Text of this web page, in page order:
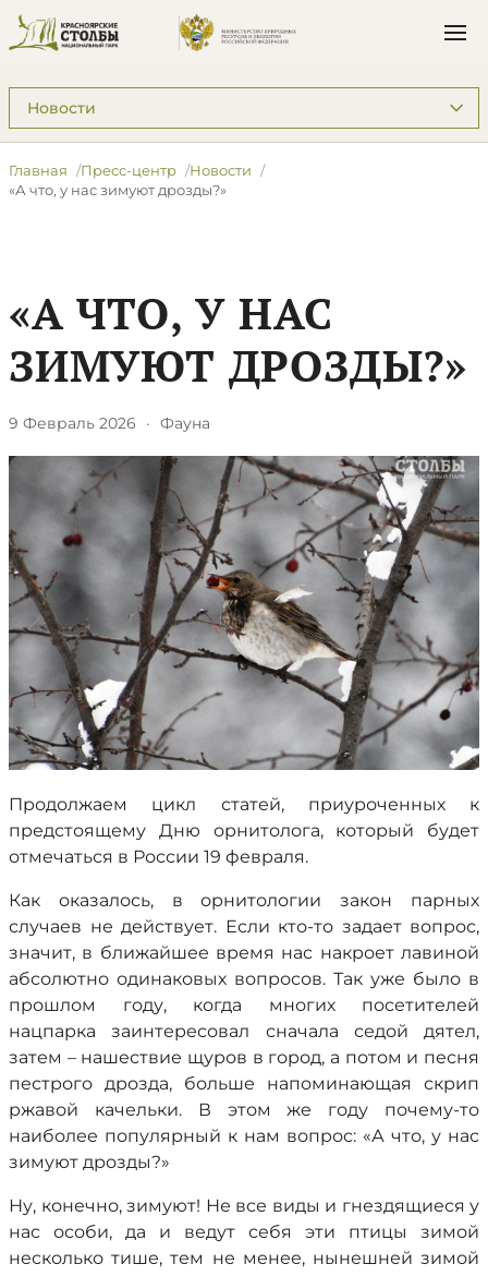
Подразделы: Пресс-центр
Главная Пресс-центр
Новости
​«А что, у нас зимуют дрозды?»
​«А ЧТО, У НАС
ЗИМУЮТ ДРОЗДЫ?»
9 Февраль 2026 · Фауна
Продолжаем цикл статей, приуроченных к
предстоящему Дню орнитолога, который будет
отмечаться в России 19 февраля.
Как оказалось, в орнитологии закон парных
случаев не действует. Если кто-то задает вопрос,
значит, в ближайшее время нас накроет лавиной
абсолютно одинаковых вопросов. Так уже было в
прошлом году, когда многих посетителей
нацпарка заинтересовал сначала седой дятел,
затем – нашествие щуров в город, а потом и песня
пестрого дрозда, больше напоминающая скрип
ржавой качельки. В этом же году почему-то
наиболее популярный к нам вопрос: «А что, у нас
зимуют дрозды?»
Ну, конечно, зимуют! Не все виды и гнездящиеся у
нас особи, да и ведут себя эти птицы зимой
несколько тише, тем не менее, нынешней зимой